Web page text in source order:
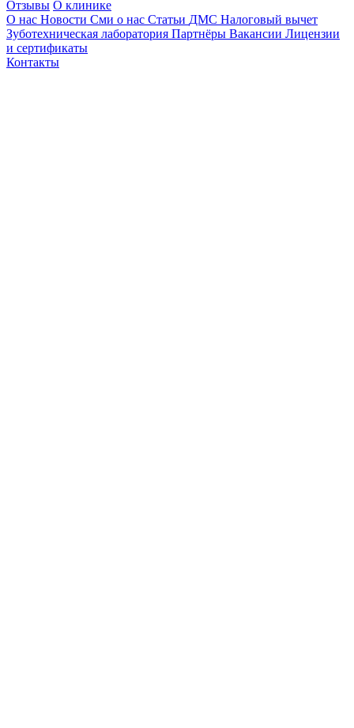
Отзывы О клинике
О нас Новости Сми о нас Статьи ДМС Налоговый вычет
Зуботехническая лаборатория Партнёры Вакансии Лицензии
и сертификаты
Контакты